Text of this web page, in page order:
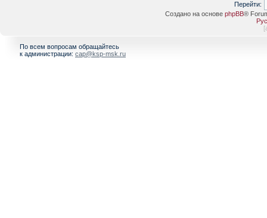
Перейти:
Создано на основе phpBB®
[
По всем вопросам обращайтесь
к администрации: cap@ksp-msk.ru